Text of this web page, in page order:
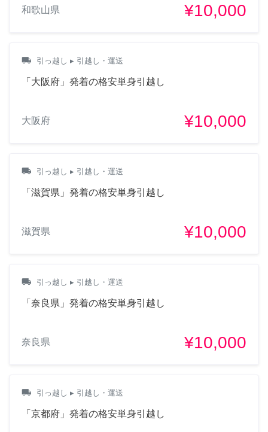
和歌山県 ¥10,000
local_shipping 引っ越し ▸ 引越し・運送
「大阪府」発着の格安単身引越し
大阪府 ¥10,000
local_shipping 引っ越し ▸ 引越し・運送
「滋賀県」発着の格安単身引越し
滋賀県 ¥10,000
local_shipping 引っ越し ▸ 引越し・運送
「奈良県」発着の格安単身引越し
奈良県 ¥10,000
local_shipping 引っ越し ▸ 引越し・運送
「京都府」発着の格安単身引越し